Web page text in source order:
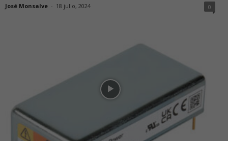
José Monsalve - 18 julio, 2024 0